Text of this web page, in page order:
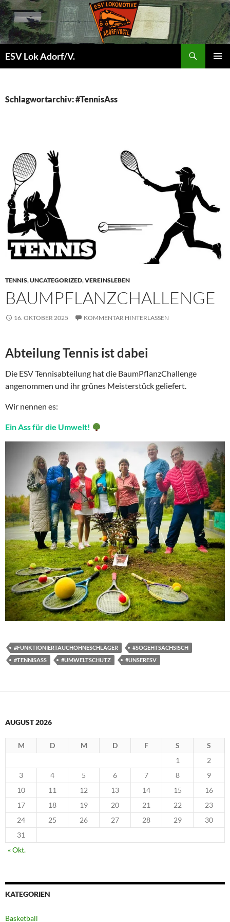
Zum
Inhalt
springen
ESV Lok Adorf/V.
Schlagwortarchiv: #TennisAss
TENNIS,UNCATEGORIZED,VEREINSLEBEN
BAUMPFLANZCHALLENGE
16. OKTOBER 2025 KOMMENTAR HINTERLASSEN
Abteilung Tennis ist dabei
Die ESV Tennisabteilung hat die BaumPflanzChallenge
angenommen und ihr grünes Meisterstück geliefert.
Wir nennen es:
Ein Ass für die Umwelt!
#FUNKTIONIERTAUCHOHNESCHLÄGER
#SOGEHTSÄCHSISCH
#TENNISASS
#UMWELTSCHUTZ #UNSERESV
AUGUST 2026
M D M D F S
S
1
2
3
4 5 6 7 8
9
10
11 12 13 14 15
16
17
18 19 20 21 22
23
24
25 26 27 28 29
30
31
« Okt.
KATEGORIEN
Basketball